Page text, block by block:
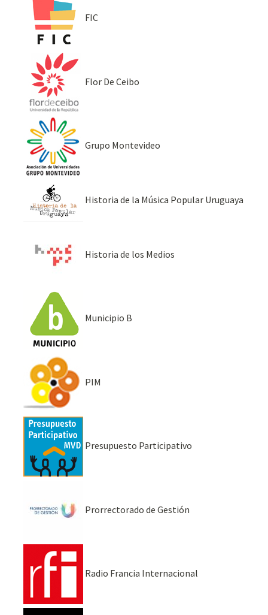
FIC
Flor De Ceibo
Grupo Montevideo
Historia de la Música Popular Uruguaya
Historia de los Medios
Municipio B
PIM
Presupuesto Participativo
Prorrectorado de Gestión
Radio Francia Internacional